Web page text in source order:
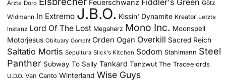
Ärzte Doro Feuerschwanz Fiddler's Green Götz
Widmann In Extremo J.B.O. Kissin' Dynamite Kreator Letzte
Instanz Lord Of The Lost Megaherz Mono Inc. Moonspell
Motorjesus Obituary Oomph! Orden Ogan Overkill Sacred Reich
Saltatio Mortis Sepultura Slick's Kitchen Sodom Stahlmann Steel
Panther Subway To Sally Tankard Tanzwut The Traceelords
U.D.O. Van Canto Winterland Wise Guys